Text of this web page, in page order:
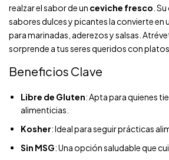
realzar el sabor de un ceviche fresco .
sabores dulces y picantes la convierte en
para marinadas, aderezos y salsas.
sorprende a tus seres queridos con
Beneficios Clave
Libre de Gluten: Apta para quienes
alimenticias.
Kosher: Ideal para seguir prácticas
Sin MSG: Una opción saludable que